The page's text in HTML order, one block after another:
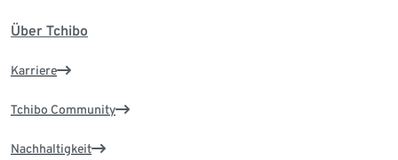
Über Tchibo
Karriere
Tchibo Community
Nachhaltigkeit